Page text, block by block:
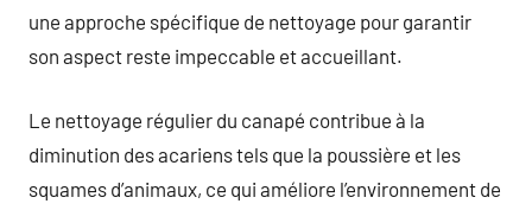
une approche spécifique de nettoyage pour garantir
son aspect reste impeccable et accueillant.
Le nettoyage régulier du canapé contribue à la
diminution des acariens tels que la poussière et les
squames d’animaux, ce qui améliore l’environnement de